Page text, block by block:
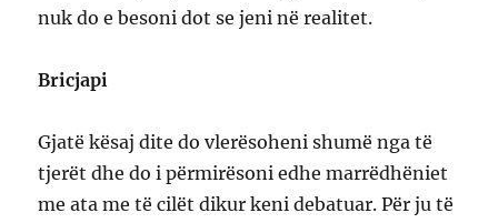
nuk do e besoni dot se jeni në realitet.
Bricjapi
Gjatë kësaj dite do vlerësoheni shumë nga të
tjerët dhe do i përmirësoni edhe marrëdhëniet
me ata me të cilët dikur keni debatuar. Për ju të